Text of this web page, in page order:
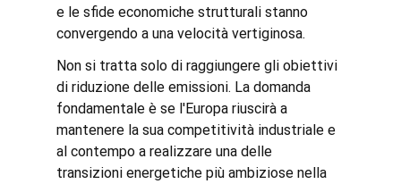
e le sfide economiche strutturali stanno
convergendo a una velocità vertiginosa.
Non si tratta solo di raggiungere gli obiettivi
di riduzione delle emissioni. La domanda
fondamentale è se l'Europa riuscirà a
mantenere la sua competitività industriale e
al contempo a realizzare una delle
transizioni energetiche più ambiziose nella